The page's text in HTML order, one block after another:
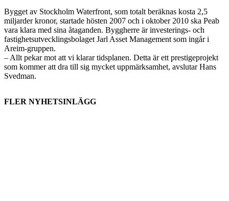
Bygget av Stockholm Waterfront, som totalt beräknas kosta 2,5
miljarder kronor, startade hösten 2007 och i oktober 2010 ska Peab
vara klara med sina åtaganden. Byggherre är investerings- och
fastighetsutvecklingsbolaget Jarl Asset Management som ingår i
Areim-gruppen.
– Allt pekar mot att vi klarar tidsplanen. Detta är ett prestigeprojekt
som kommer att dra till sig mycket uppmärksamhet, avslutar Hans
Svedman.
FLER NYHETSINLÄGG